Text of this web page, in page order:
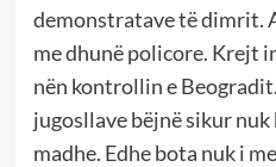
demonstratave të dimrit.
me dhunë policore. Krejt
nën kontrollin e
jugosllave bëjnë sikur
madhe. Edhe bota nuk i